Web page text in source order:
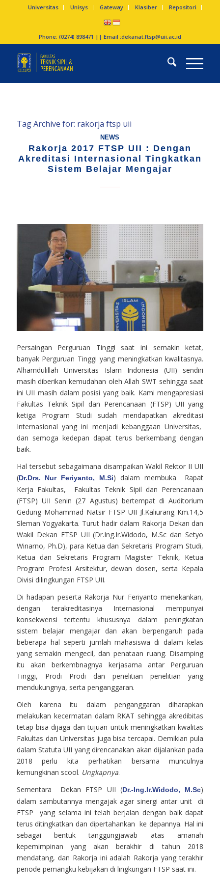
Universitas Unisys Gateway Klasiber Repositori
Phone: (0274) 898471 || Email :dekanat.ftsp@uii.ac.id
Tag Archive for: rakorja ftsp uii
NEWS
Rakorja 2017 FTSP UII : Dengan
Akreditasi Internasional Tingkatkan
Sistem Belajar Mengajar
Persaingan Perguruan Tinggi saat ini semakin ketat,
banyak Perguruan Tinggi yang meningkatkan kwalitasnya.
Alhamdulillah Universitas Islam Indonesia (UII) sendiri
masih diberikan kemudahan oleh Allah SWT sehingga saat
ini UII masih dalam posisi yang baik. Kami mengapresiasi
Fakultas Teknik Sipil dan Perencanaan (FTSP) UII yang
ketiga Program Studi sudah mendapatkan akreditasi
Internasional yang ini menjadi kebanggaan Universitas,
dan semoga kedepan dapat terus berkembang dengan
baik.
Hal tersebut sebagaimana disampaikan Wakil Rektor II UII
(Dr.Drs. Nur Feriyanto, M.Si) dalam membuka Rapat
Kerja Fakultas, Fakultas Teknik Sipil dan Perencanaan
(FTSP) UII Senin (27 Agustus) bertempat di Auditorium
Gedung Mohammad Natsir FTSP UII Jl.Kaliurang Km.14,5
Sleman Yogyakarta. Turut hadir dalam Rakorja Dekan dan
Wakil Dekan FTSP UII (Dr.Ing.Ir.Widodo, M.Sc dan Setyo
Winarno, Ph.D), para Ketua dan Sekretaris Program Studi,
Ketua dan Sekretaris Program Magister Teknik, Ketua
Program Profesi Arsitektur, dewan dosen, serta Kepala
Divisi dilingkungan FTSP UII.
Di hadapan peserta Rakorja Nur Feriyanto menekankan,
dengan terakreditasinya Internasional mempunyai
konsekwensi tertentu khususnya dalam peningkatan
sistem belajar mengajar dan akan berpengaruh pada
beberapa hal seperti jumlah mahasiswa di dalam kelas
yang semakin mengecil, dan penataan ruang. Disamping
itu akan berkembnagnya kerjasama antar Perguruan
Tinggi, Prodi Prodi dan penelitian penelitian yang
mendukungnya, serta penganggaran.
Oleh karena itu dalam penganggaran diharapkan
melakukan kecermatan dalam RKAT sehingga akredibitas
tetap bisa dijaga dan tujuan untuk meningkatkan kwalitas
Fakultas dan Universitas juga bisa tercapai. Demikian pula
dalam Statuta UII yang direncanakan akan dijalankan pada
2018 perlu kita perhatikan bersama munculnya
kemungkinan scool. Ungkapnya.
Sementara Dekan FTSP UII (Dr.-Ing.Ir.Widodo, M.Sc)
dalam sambutannya mengajak agar sinergi antar unit di
FTSP yang selama ini telah berjalan dengan baik dapat
terus ditingkatkan dan dipertahankan ke depannya. Hal ini
sebagai bentuk tanggungjawab atas amanah
kepemimpinan yang akan berakhir di tahun 2018
mendatang, dan Rakorja ini adalah Rakorja yang terakhir
periode pemangku kebijakan di lingkungan FTSP saat ini.